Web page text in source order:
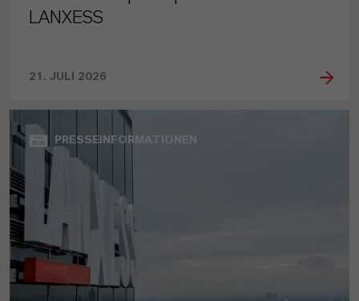
LANXESS
21. JULI 2026
PRESSEINFORMATIONEN